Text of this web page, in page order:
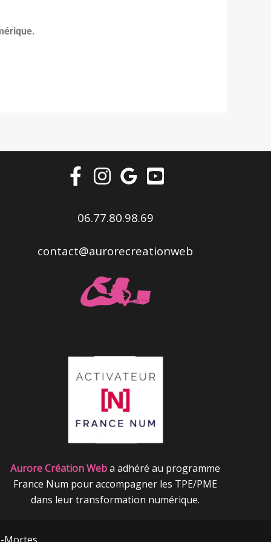
06.77.80.98.69
contact@aurorecreationweb
Aurore Création Weba adhéré au programme
France Num pour accompagner les TPE/PME
dans leur transformation numérique.